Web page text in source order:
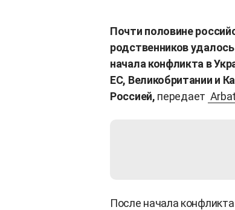
Почти половине
родственников
начала конфликта в
ЕС, Великобритании и
Россией, передает
После начала